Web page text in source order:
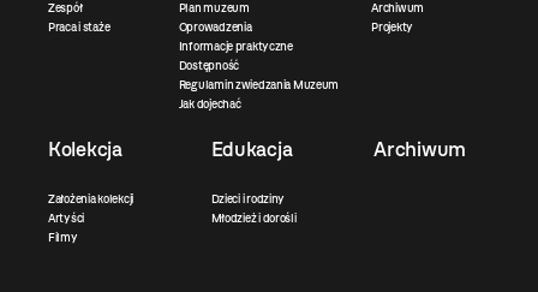
Zespół
Praca i staże
Plan muzeum
Oprowadzenia
Informacje praktyczne
Dostępność
Regulamin zwiedzania Muzeum
Jak dojechać
Archiwum
Projekty
Kolekcja
Założenia kolekcji
Artyści
Filmy
Edukacja
Dzieci i rodziny
Młodzież i dorośli
Archiwum